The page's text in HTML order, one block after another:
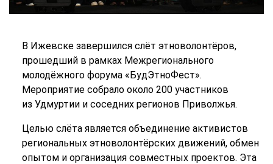
В Ижевске завершился слёт этноволонтёров,
прошедший в рамках Межрегионального
молодёжного форума «БудЭтноФест».
Мероприятие собрало около 200 участников
из Удмуртии и соседних регионов Приволжья.
Целью слёта является объединение активистов
региональных этноволонтёрских движений, обмен
опытом и организация совместных проектов. Эта